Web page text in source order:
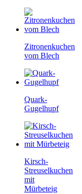
Zitronenkuchen
vom Blech
Quark-
Gugelhupf
Kirsch-
Streuselkuchen
mit
Mürbeteig